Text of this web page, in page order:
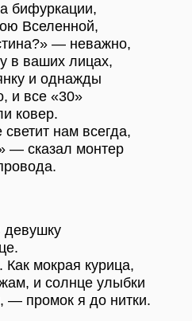
бифуркации,
Вселенной,
— неважно,
в ваших лицах,
и однажды
и все «30»
ковер.
нам всегда,
— сказал монтер
мокрая курица,
и солнце улыбки
— промок я до нитки.